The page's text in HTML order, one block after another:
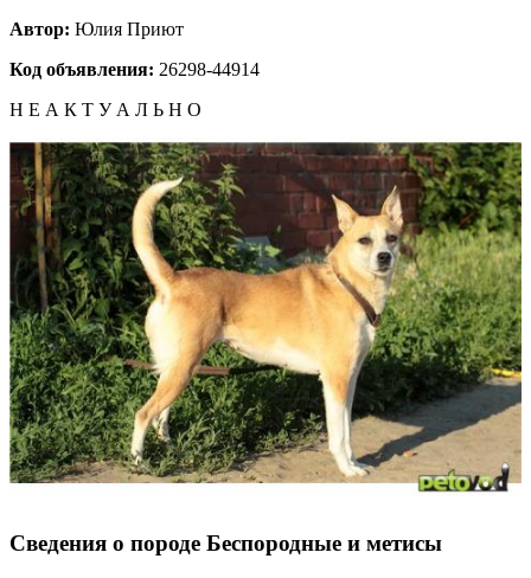
Автор: Юлия Приют
Код объявления: 26298-44914
Н Е А К Т У А Л Ь Н О
Сведения о породе Бeспородные и метисы